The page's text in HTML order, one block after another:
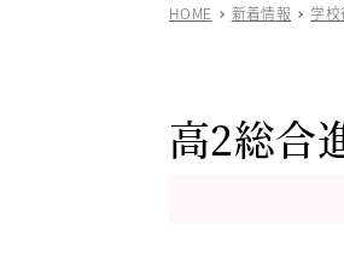
HOME 新着情報 学校
高2総合